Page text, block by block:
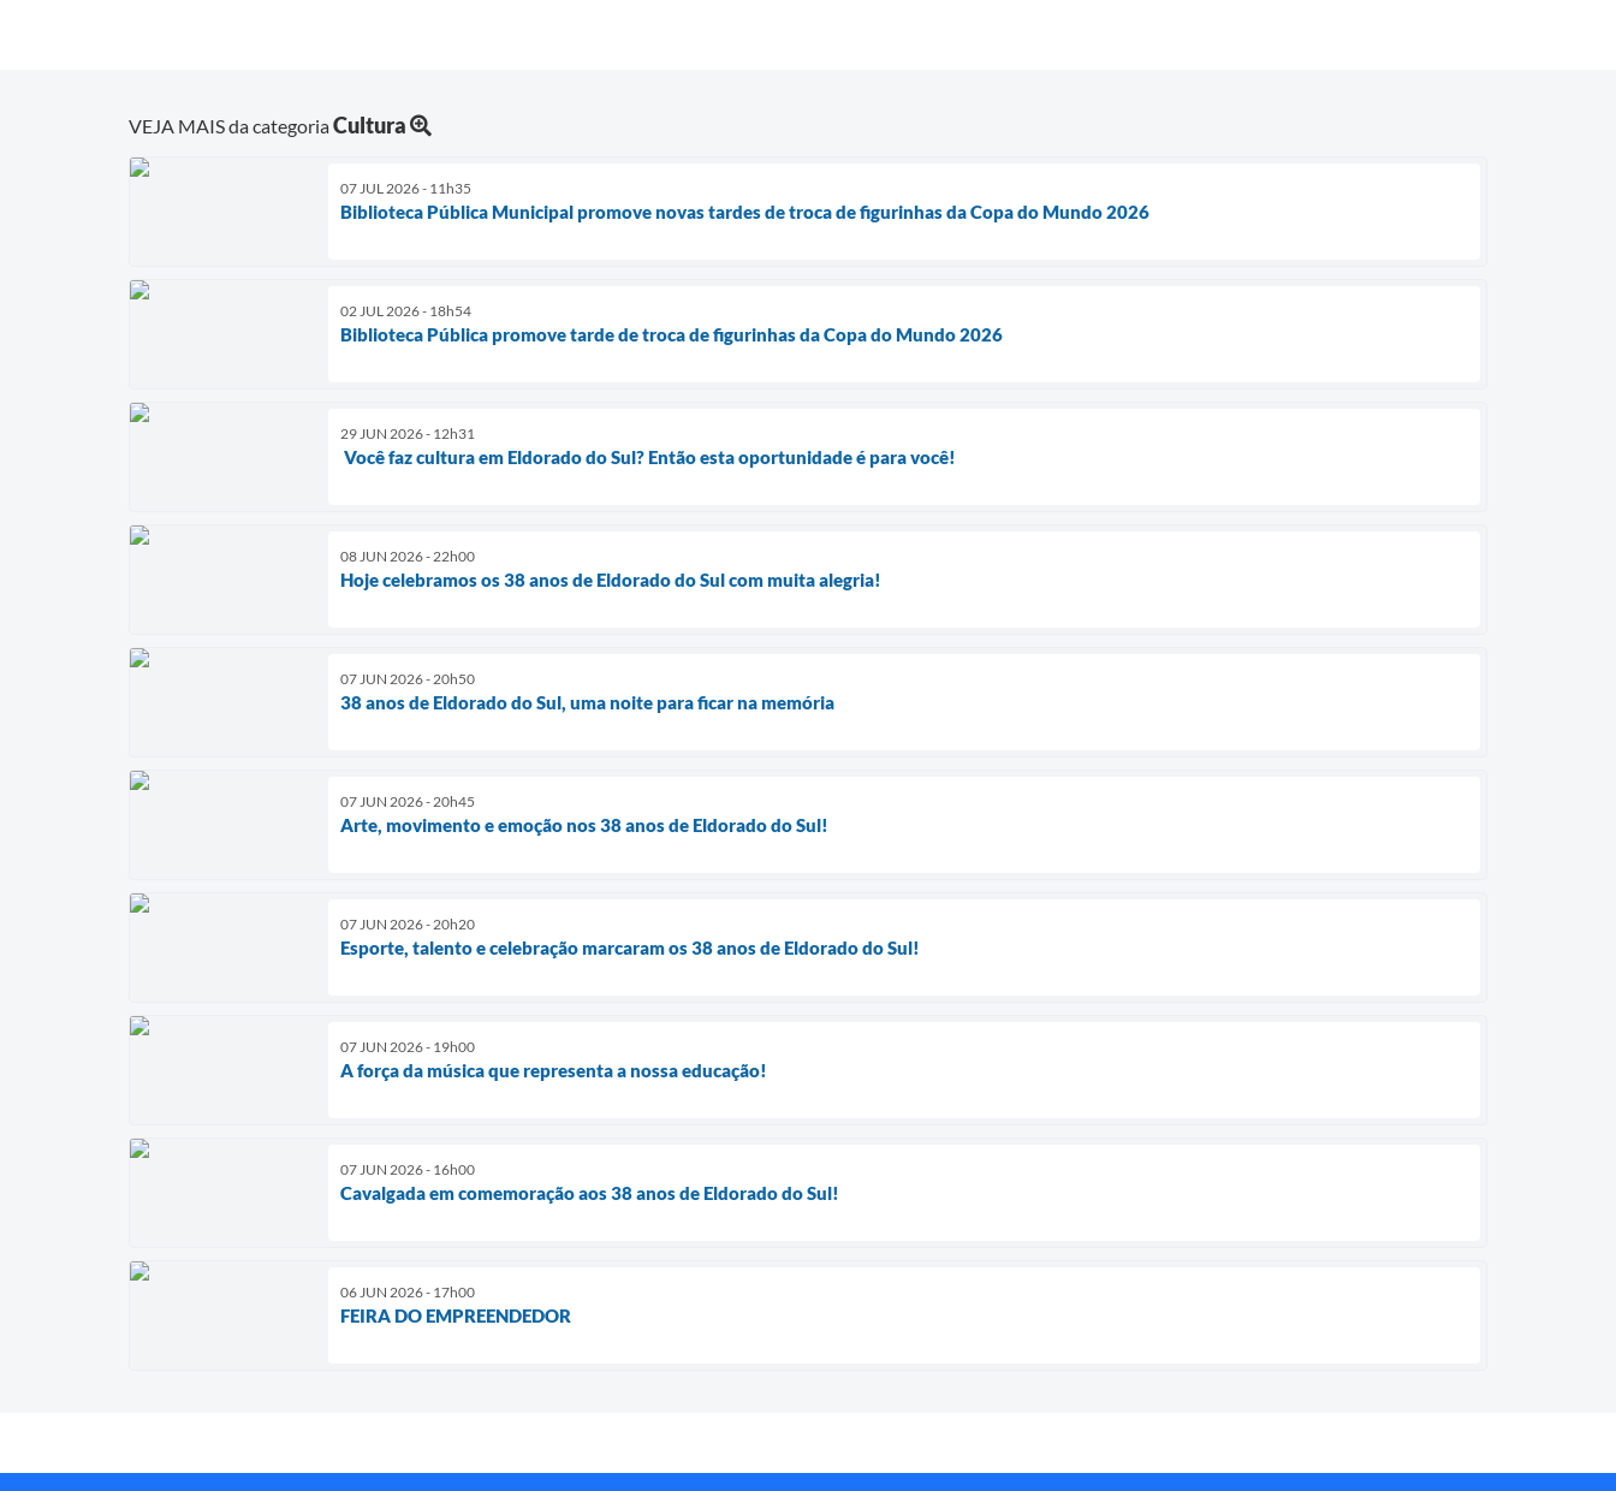
VEJA MAIS da categoriaCultura
07 JUL 2026 - 11h35
Biblioteca Pública Municipal promove novas tardes de troca de figurinhas da Copa do Mundo 2026
02 JUL 2026 - 18h54
Biblioteca Pública promove tarde de troca de figurinhas da Copa do Mundo 2026
29 JUN 2026 - 12h31
Você faz cultura em Eldorado do Sul? Então esta oportunidade é para você!
08 JUN 2026 - 22h00
Hoje celebramos os 38 anos de Eldorado do Sul com muita alegria!
07 JUN 2026 - 20h50
38 anos de Eldorado do Sul, uma noite para ficar na memória
07 JUN 2026 - 20h45
Arte, movimento e emoção nos 38 anos de Eldorado do Sul!
07 JUN 2026 - 20h20
Esporte, talento e celebração marcaram os 38 anos de Eldorado do Sul!
07 JUN 2026 - 19h00
A força da música que representa a nossa educação!
07 JUN 2026 - 16h00
Cavalgada em comemoração aos 38 anos de Eldorado do Sul!
06 JUN 2026 - 17h00
FEIRA DO EMPREENDEDOR